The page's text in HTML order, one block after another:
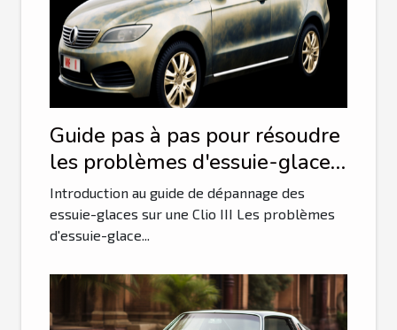
Guide pas à pas pour résoudre
les problèmes d'essuie-glace
sur une Clio III
Introduction au guide de dépannage des
essuie-glaces sur une Clio III Les problèmes
d'essuie-glace...